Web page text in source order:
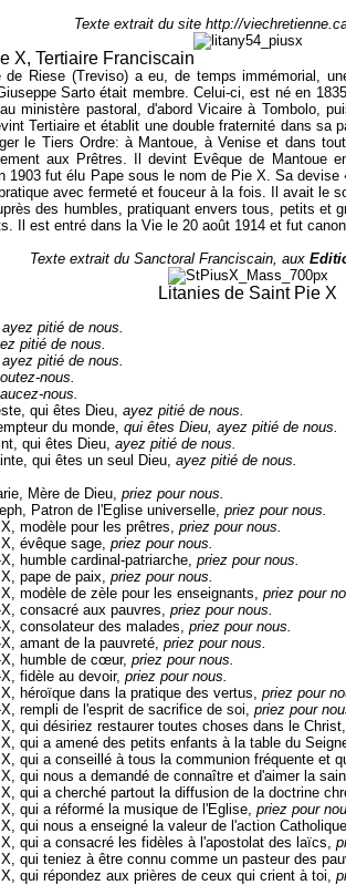
Texte extrait du site http://
X, Tertiaire Franciscain
de Riese (Treviso) a eu, de temps immémorial,
Sarto était membre. Celui-ci, est né en
ministère pastoral, d'abord Vicaire à Tombolo,
Tertiaire et établit une double fraternité dans sa
le Tiers Ordre: à Mantoue, à Venise et dans
aux Prêtres. Il devint Evêque de Mantoue
1903 fut élu Pape sous le nom de Pie X. Sa devise
avec fermeté et fouceur à la fois. Il avait le
des humbles, pratiquant envers tous, petits et
Il est entré dans la Vie le 20 août 1914 et fut
Texte extrait du Sanctoral Franciscain, aux
Litanies de Saint Pie X
ayez pitié de nous.
pitié de nous.
ayez pitié de nous.
nous.
nous.
qui êtes Dieu, ayez pitié de nous.
du monde, qui êtes Dieu, ayez pitié de nous.
qui êtes Dieu, ayez pitié de nous.
qui êtes un seul Dieu, ayez pitié de nous.
Mère de Dieu, priez pour nous.
Patron de l'Eglise universelle, priez pour nous.
modèle pour les prêtres, priez pour nous.
évêque sage, priez pour nous.
humble cardinal-patriarche, priez pour nous.
pape de paix, priez pour nous.
modèle de zèle pour les enseignants, priez pour
consacré aux pauvres, priez pour nous.
consolateur des malades, priez pour nous.
amant de la pauvreté, priez pour nous.
humble de cœur, priez pour nous.
fidèle au devoir, priez pour nous.
héroïque dans la pratique des vertus, priez pour
rempli de l'esprit de sacrifice de soi, priez pour
qui désiriez restaurer toutes choses dans le Christ,
qui a amené des petits enfants à la table du
qui a conseillé à tous la communion fréquente et
qui nous a demandé de connaître et d'aimer la
qui a cherché partout la diffusion de la doctrine
qui a réformé la musique de l'Eglise, priez pour
qui nous a enseigné la valeur de l'action
qui a consacré les fidèles à l'apostolat des laïcs,
qui teniez à être connu comme un pasteur des
qui répondez aux prières de ceux qui crient à toi,